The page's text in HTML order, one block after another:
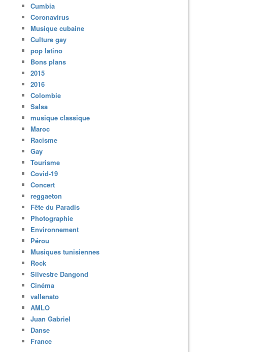
Cumbia
Coronavirus
Musique cubaine
Culture gay
pop latino
Bons plans
2015
2016
Colombie
Salsa
musique classique
Maroc
Racisme
Gay
Tourisme
Covid-19
Concert
reggaeton
Fête du Paradis
Photographie
Environnement
Pérou
Musiques tunisiennes
Rock
Silvestre Dangond
Cinéma
vallenato
AMLO
Juan Gabriel
Danse
France